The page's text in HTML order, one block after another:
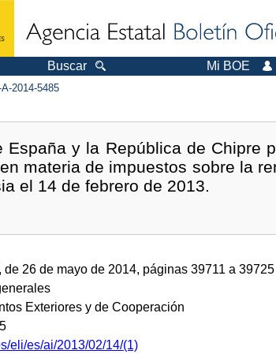
Buscar Mi BOE
2014-5485
España y la República de Chipre
materia de impuestos sobre la
el 14 de febrero de 2013.
de 26 de mayo de 2014, páginas 39711 a
Exteriores y de Cooperación
eli/es/ai/2013/02/14/(1)